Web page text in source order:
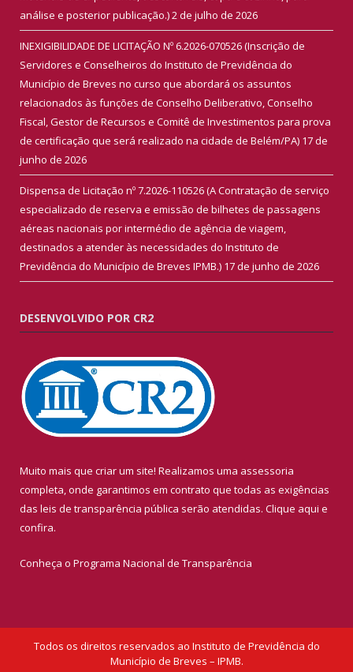
análise e posterior publicação.)2 de julho de 2026
INEXIGIBILIDADE DE LICITAÇÃO Nº 6.2026-070526 (Inscrição de
Servidores e Conselheiros do Instituto de Previdência do
Município de Breves no curso que abordará os assuntos
relacionados às funções de Conselho Deliberativo, Conselho
Fiscal, Gestor de Recursos e Comitê de Investimentos para prova
de certificação que será realizado na cidade de Belém/PA) 17 de
junho de 2026
Dispensa de Licitação nº 7.2026-110526 (A Contratação de serviço
especializado de reserva e emissão de bilhetes de passagens
aéreas nacionais por intermédio de agência de viagem,
destinados a atender às necessidades do Instituto de
Previdência do Município de Breves IPMB.) 17 de junho de 2026
DESENVOLVIDO POR CR2
Muito mais que criar um site! Realizamos uma assessoria
completa, onde garantimos em contrato que todas as exigências
das leis de transparência pública serão atendidas. Clique aqui e
confira.
Conheça o Programa Nacional de Transparência
Todos os direitos reservados ao Instituto de Previdência do
Município de Breves – IPMB.